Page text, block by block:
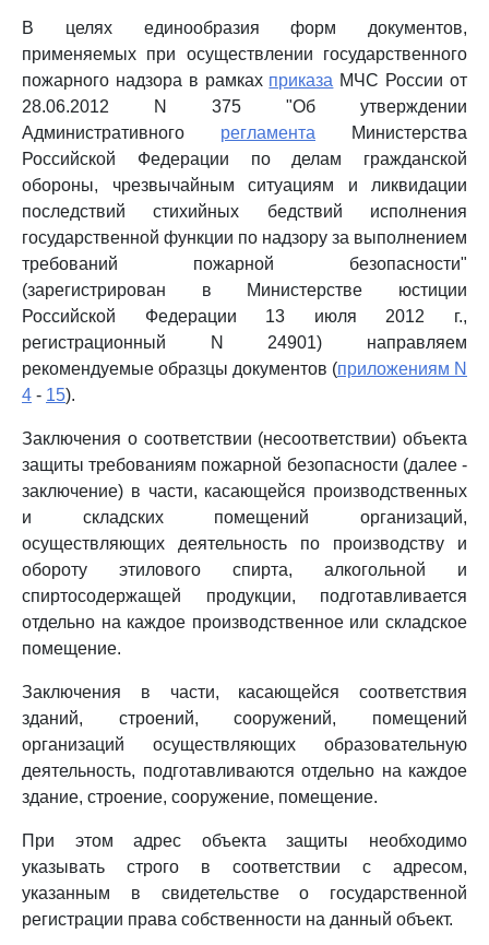
В целях единообразия форм документов,
применяемых при осуществлении государственного
пожарного надзора в рамках приказа МЧС России от
28.06.2012 N 375 "Об утверждении
Административного регламента Министерства
Российской Федерации по делам гражданской
обороны, чрезвычайным ситуациям и ликвидации
последствий стихийных бедствий исполнения
государственной функции по надзору за выполнением
требований пожарной безопасности"
(зарегистрирован в Министерстве юстиции
Российской Федерации 13 июля 2012 г.,
регистрационный N 24901) направляем
рекомендуемые образцы документов (приложениям N
4 - 15).
Заключения о соответствии (несоответствии) объекта
защиты требованиям пожарной безопасности (далее -
заключение) в части, касающейся производственных
и складских помещений организаций,
осуществляющих деятельность по производству и
обороту этилового спирта, алкогольной и
спиртосодержащей продукции, подготавливается
отдельно на каждое производственное или складское
помещение.
Заключения в части, касающейся соответствия
зданий, строений, сооружений, помещений
организаций осуществляющих образовательную
деятельность, подготавливаются отдельно на каждое
здание, строение, сооружение, помещение.
При этом адрес объекта защиты необходимо
указывать строго в соответствии с адресом,
указанным в свидетельстве о государственной
регистрации права собственности на данный объект.